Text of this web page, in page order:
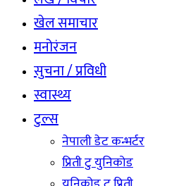
खेल समाचार
मनोरंजन
सुचना / प्रविधी
स्वास्थ्य
टुल्स
नेपाली डेट कन्भर्टर
प्रिती टु युनिकोड